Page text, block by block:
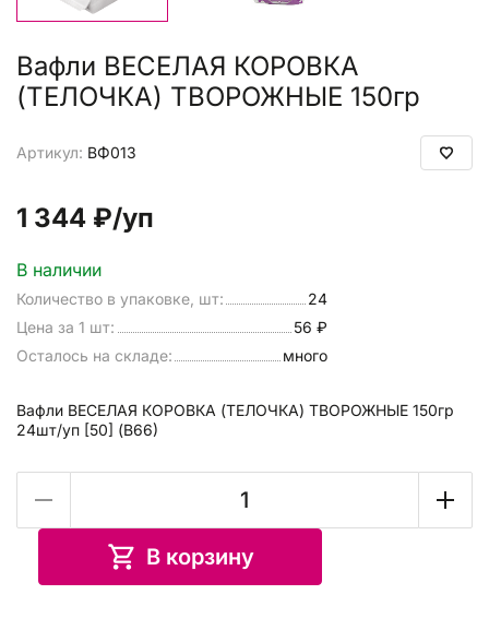
Артикул: ВФ013
Вафли ВЕСЕЛАЯ КОРОВКА
(ТЕЛОЧКА) ТВОРОЖНЫЕ 150гр
1 344 ₽/уп
В наличии
Количество в упаковке, шт:
24
Цена за 1 шт:
56 ₽
Осталось на складе:
много
Вафли ВЕСЕЛАЯ КОРОВКА (ТЕЛОЧКА) ТВОРОЖНЫЕ 150гр
24шт/уп [50] (В66)
В корзину